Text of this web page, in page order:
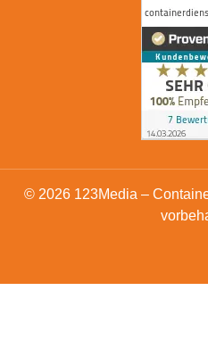
© 2026 123Media –